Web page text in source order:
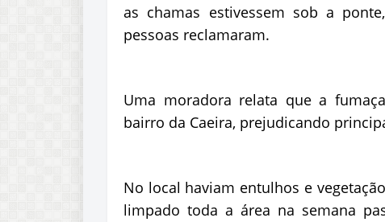
as chamas estivessem sob a
pessoas reclamaram.
Uma moradora relata que a
bairro da Caeira, prejudicando
No local haviam entulhos e
limpado toda a área na semana